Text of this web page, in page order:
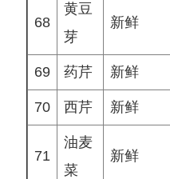
68
黄豆
芽
新鲜
69 药芹 新鲜
70 西芹 新鲜
71
油麦
菜
新鲜